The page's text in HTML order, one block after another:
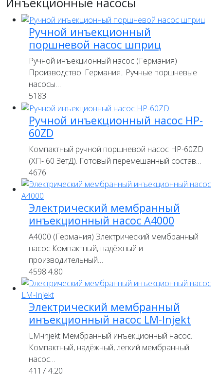
Ручной инъекционный
поршневой насос шприц
Ручной инъекционный насос (Германия)
Производство: Германия.. Ручные поршневые
насосы…
5183
Ручной инъекционный насос HP-
60ZD
Компактный ручной поршневой насос HP-60ZD
(ХП- 60 ЗетД). Готовый перемешанный состав…
4676
Электрический мембранный
инъекционный насос А4000
A4000 (Германия) Электрический мембранный
насос Компактный, надёжный и
производительный…
4598 4.80
Электрический мембранный
инъекционный насос LM-Injekt
LM-injekt Мембранный инъекционный насос.
Компактный, надёжный, легкий мембранный
насос…
4117 4.20